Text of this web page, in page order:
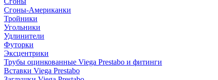
Сгоны-Американки
Тройники
Угольники
Удлинители
Футорки
Эксцентрики
Трубы оцинкованные Viega Prestabo и фитинги
Вставки Viega Prestabo